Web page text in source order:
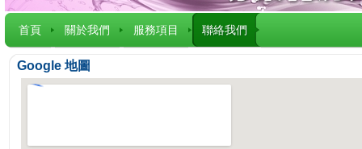
首頁 關於我們 服務項目 聯絡我們
Google 地圖